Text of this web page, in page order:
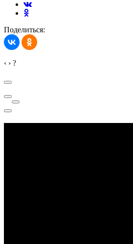
Поделиться:
‹ › ?